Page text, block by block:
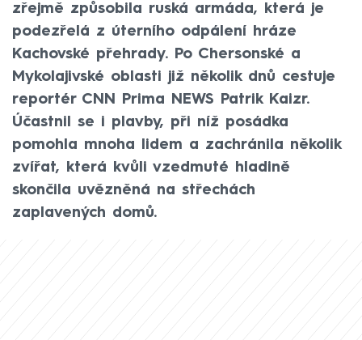
zřejmě způsobila ruská armáda, která je
podezřelá z úterního odpálení hráze
Kachovské přehrady. Po Chersonské a
Mykolajivské oblasti již několik dnů cestuje
reportér CNN Prima NEWS Patrik Kaizr.
Účastnil se i plavby, při níž posádka
pomohla mnoha lidem a zachránila několik
zvířat, která kvůli vzedmuté hladině
skončila uvězněná na střechách
zaplavených domů.